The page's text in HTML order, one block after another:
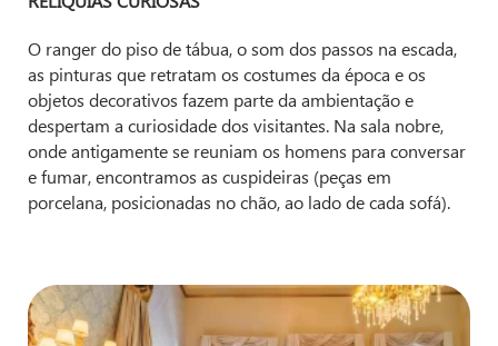
O ranger do piso de tábua, o som dos passos na escada,
as pinturas que retratam os costumes da época e os
objetos decorativos fazem parte da ambientação e
despertam a curiosidade dos visitantes. Na sala nobre,
onde antigamente se reuniam os homens para conversar
e fumar, encontramos as cuspideiras (peças em
porcelana, posicionadas no chão, ao lado de cada sofá).